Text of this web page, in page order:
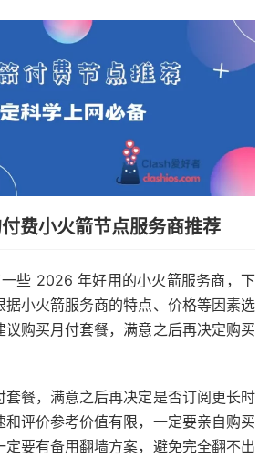
费小火箭节点服务商推荐
些 2026 年好用的小火箭服务商，下
据小火箭服务商的特点、价格等因素选
购买月付套餐，满意之后再决定购买
套餐，满意之后再决定是否订阅更长时
和评价参考价值有限，一定要亲自购买
要有备用翻墙方案，避免完全翻不出